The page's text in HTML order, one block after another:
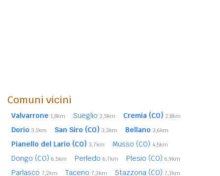
Comuni vicini
Valvarrone 1,8km Sueglio 2,5km Cremia (CO) 2,8km
Dorio 3,1km San Siro (CO) 3,3km Bellano 3,6km
Pianello del Lario (CO) 3,7km Musso (CO) 4,5km
Dongo (CO) 6,5km Perledo 6,7km Plesio (CO) 6,9km
Parlasco 7,2km Taceno 7,3km Stazzona (CO) 7,3km